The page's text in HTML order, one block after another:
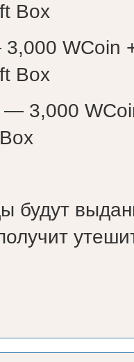
Box
WCoin
Box
— 3,000
будут